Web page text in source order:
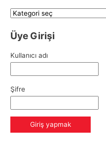
Üye Girişi
Kullanıcı adı
Şifre